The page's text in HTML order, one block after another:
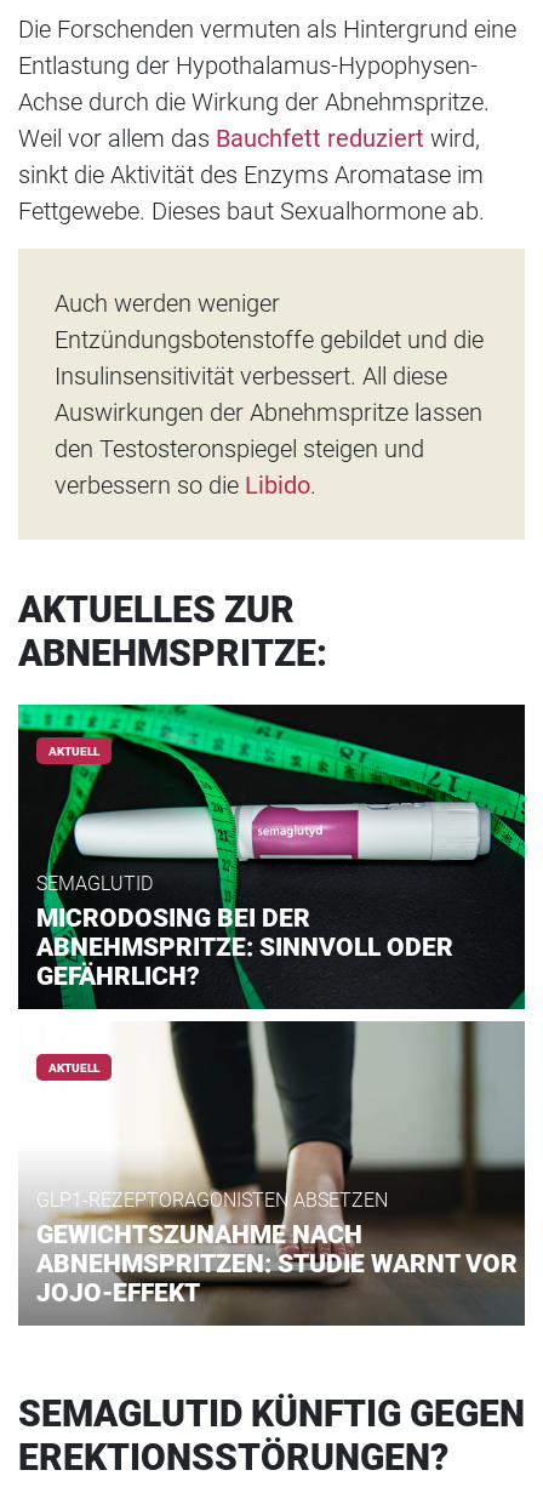
Die Forschenden vermuten als Hintergrund eine
Entlastung der Hypothalamus-Hypophysen-
Achse durch die Wirkung der Abnehmspritze.
Weil vor allem das Bauchfett reduziert wird,
sinkt die Aktivität des Enzyms Aromatase im
Fettgewebe. Dieses baut Sexualhormone ab.
Auch werden weniger
Entzündungsbotenstoffe gebildet und die
Insulinsensitivität verbessert. All diese
Auswirkungen der Abnehmspritze lassen
den Testosteronspiegel steigen und
verbessern so die Libido.
AKTUELLES ZUR
ABNEHMSPRITZE:
AKTUELL
SEMAGLUTID
MICRODOSING BEI DER
ABNEHMSPRITZE: SINNVOLL ODER
GEFÄHRLICH?
AKTUELL
GLP1-REZEPTORAGONISTEN ABSETZEN
GEWICHTSZUNAHME NACH
ABNEHMSPRITZEN: STUDIE WARNT VOR
JOJO-EFFEKT
SEMAGLUTID KÜNFTIG GEGEN
EREKTIONSSTÖRUNGEN?